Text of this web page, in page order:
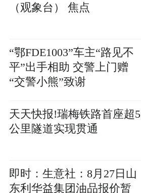
（观象台） 焦点
“鄂FDE1003”车主“路见不
平”出手相助 交警上门赠
“交警小熊”致谢
天天快报!瑞梅铁路首座超5
公里隧道实现贯通
即时：生意社：8月27日山
东利华益集团油品报价暂